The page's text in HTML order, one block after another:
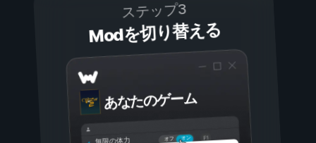
ステップ3
Modを切り替える
あなたのゲーム
オン
オフ